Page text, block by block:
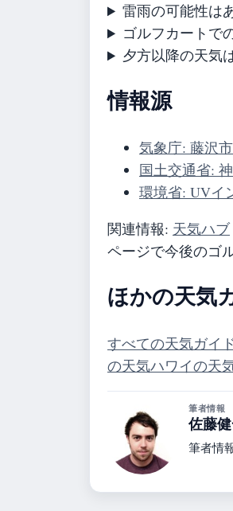
雷雨の可能性は
ゴルフカートで
夕方以降の天気
情報源
気象庁: 藤沢
国土交通省:
環境省: UVイ
関連情報: 天気ハブ
ページで今後のゴ
ほかの天気
すべての天気ガイ
の天気ハワイの天
筆者情報
佐藤
筆者情